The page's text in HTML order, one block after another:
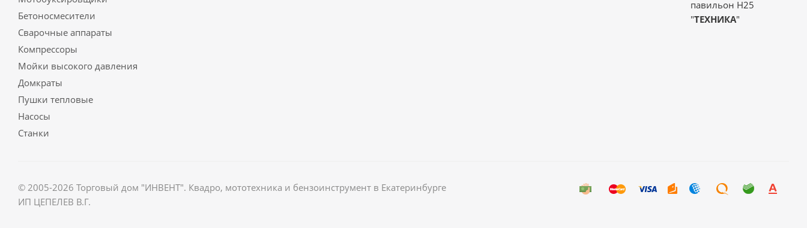
Бетоносмесители
Сварочные аппараты
Компрессоры
Мойки высокого давления
Домкраты
Пушки тепловые
Насосы
Станки
павильон Н25
"ТЕХНИКА"
© 2005-2026 Торговый дом "ИНВЕНТ". Квадро, мототехника и бензоинструмент в Екатеринбурге
ИП ЦЕПЕЛЕВ В.Г.